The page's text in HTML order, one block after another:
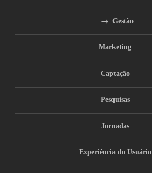
Gestão
Marketing
Captação
Pesquisas
Jornadas
Experiência do Usuário